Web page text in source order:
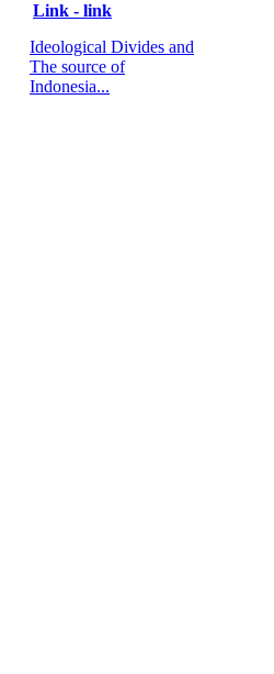
Link - link
Ideological Divides and
The source of
Indonesia...